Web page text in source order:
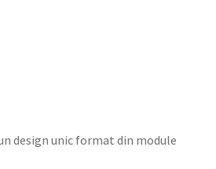
design unic format din module